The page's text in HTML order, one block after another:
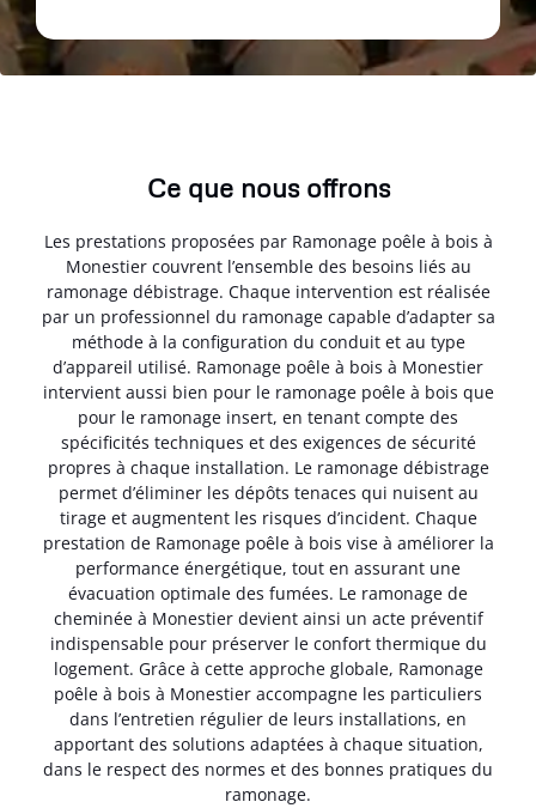
Ce que nous offrons
Les prestations proposées par Ramonage poêle à bois à
Monestier couvrent l’ensemble des besoins liés au
ramonage débistrage. Chaque intervention est réalisée
par un professionnel du ramonage capable d’adapter sa
méthode à la configuration du conduit et au type
d’appareil utilisé. Ramonage poêle à bois à Monestier
intervient aussi bien pour le ramonage poêle à bois que
pour le ramonage insert, en tenant compte des
spécificités techniques et des exigences de sécurité
propres à chaque installation. Le ramonage débistrage
permet d’éliminer les dépôts tenaces qui nuisent au
tirage et augmentent les risques d’incident. Chaque
prestation de Ramonage poêle à bois vise à améliorer la
performance énergétique, tout en assurant une
évacuation optimale des fumées. Le ramonage de
cheminée à Monestier devient ainsi un acte préventif
indispensable pour préserver le confort thermique du
logement. Grâce à cette approche globale, Ramonage
poêle à bois à Monestier accompagne les particuliers
dans l’entretien régulier de leurs installations, en
apportant des solutions adaptées à chaque situation,
dans le respect des normes et des bonnes pratiques du
ramonage.